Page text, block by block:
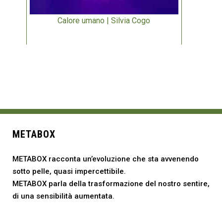
Calore umano | Silvia Cogo
METABOX
METABOX racconta un’evoluzione che sta avvenendo
sotto pelle, quasi impercettibile.
METABOX parla della trasformazione del nostro sentire,
di una sensibilità aumentata.